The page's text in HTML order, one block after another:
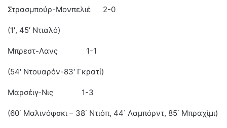
Στρασμπούρ-Μονπελιέ 2-0
(1′, 45′ Ντιαλό)
Μπρεστ-Λανς 1-1
(54′ Ντουαρόν-83′ Γκρατί)
Μαρσέιγ-Νις 1-3
(60΄ Μαλινόφσκι – 38΄ Ντιόπ, 44΄ Λαμπόρντ, 85΄ Μπραχίμι)